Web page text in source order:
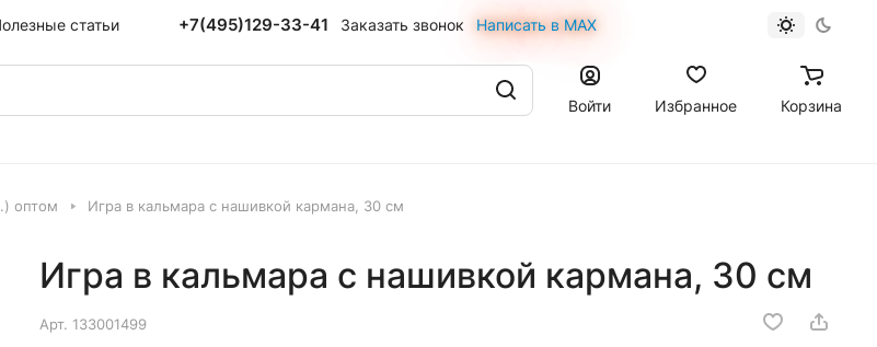
статьи +7(495)129-33-41 Заказать звонок Написать в MAX
Войти Избранное Корзина
оптом Игра в кальмара с нашивкой кармана, 30 см
Игра в кальмара с нашивкой кармана, 30 см
Арт. 133001499